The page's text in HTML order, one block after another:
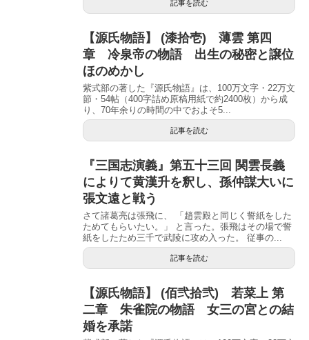
記事を読む
【源氏物語】 (漆拾壱) 薄雲 第四
章 冷泉帝の物語 出生の秘密と譲位
ほのめかし
紫式部の著した『源氏物語』は、100万文字・22万文
節・54帖（400字詰め原稿用紙で約2400枚）から成
り、70年余りの時間の中でおよそ5...
記事を読む
『三国志演義』第五十三回 関雲長義
によりて黄漢升を釈し、孫仲謀大いに
張文遠と戦う
さて諸葛亮は張飛に、 「趙雲殿と同じく誓紙をした
ためてもらいたい。」 と言った。張飛はその場で誓
紙をしたため三千で武陵に攻め入った。 従事の...
記事を読む
【源氏物語】 (佰弐拾弐) 若菜上 第
二章 朱雀院の物語 女三の宮との結
婚を承諾